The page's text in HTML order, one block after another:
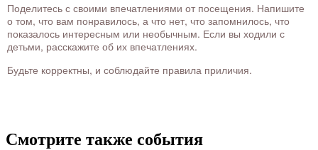
Поделитесь с своими впечатлениями от посещения. Напишите
о том, что вам понравилось, а что нет, что запомнилось, что
показалось интересным или необычным. Если вы ходили с
детьми, расскажите об их впечатлениях.
Будьте корректны, и соблюдайте правила приличия.
Смотрите также события